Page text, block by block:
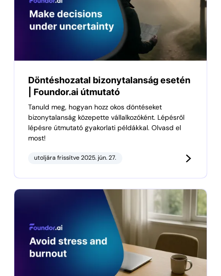
Döntéshozatal bizonytalanság esetén
| Foundor.ai útmutató
Tanuld meg, hogyan hozz okos döntéseket
bizonytalanság közepette vállalkozóként. Lépésről
lépésre útmutató gyakorlati példákkal. Olvasd el
most!
utoljára frissítve 2025. jún. 27.